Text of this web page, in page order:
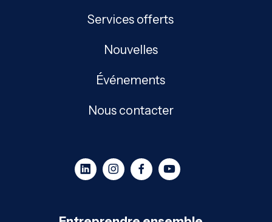
Services offerts
Nouvelles
Événements
Nous contacter